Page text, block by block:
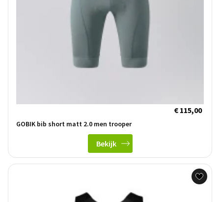
€ 115,00
GOBIK bib short matt 2.0 men trooper
Bekijk